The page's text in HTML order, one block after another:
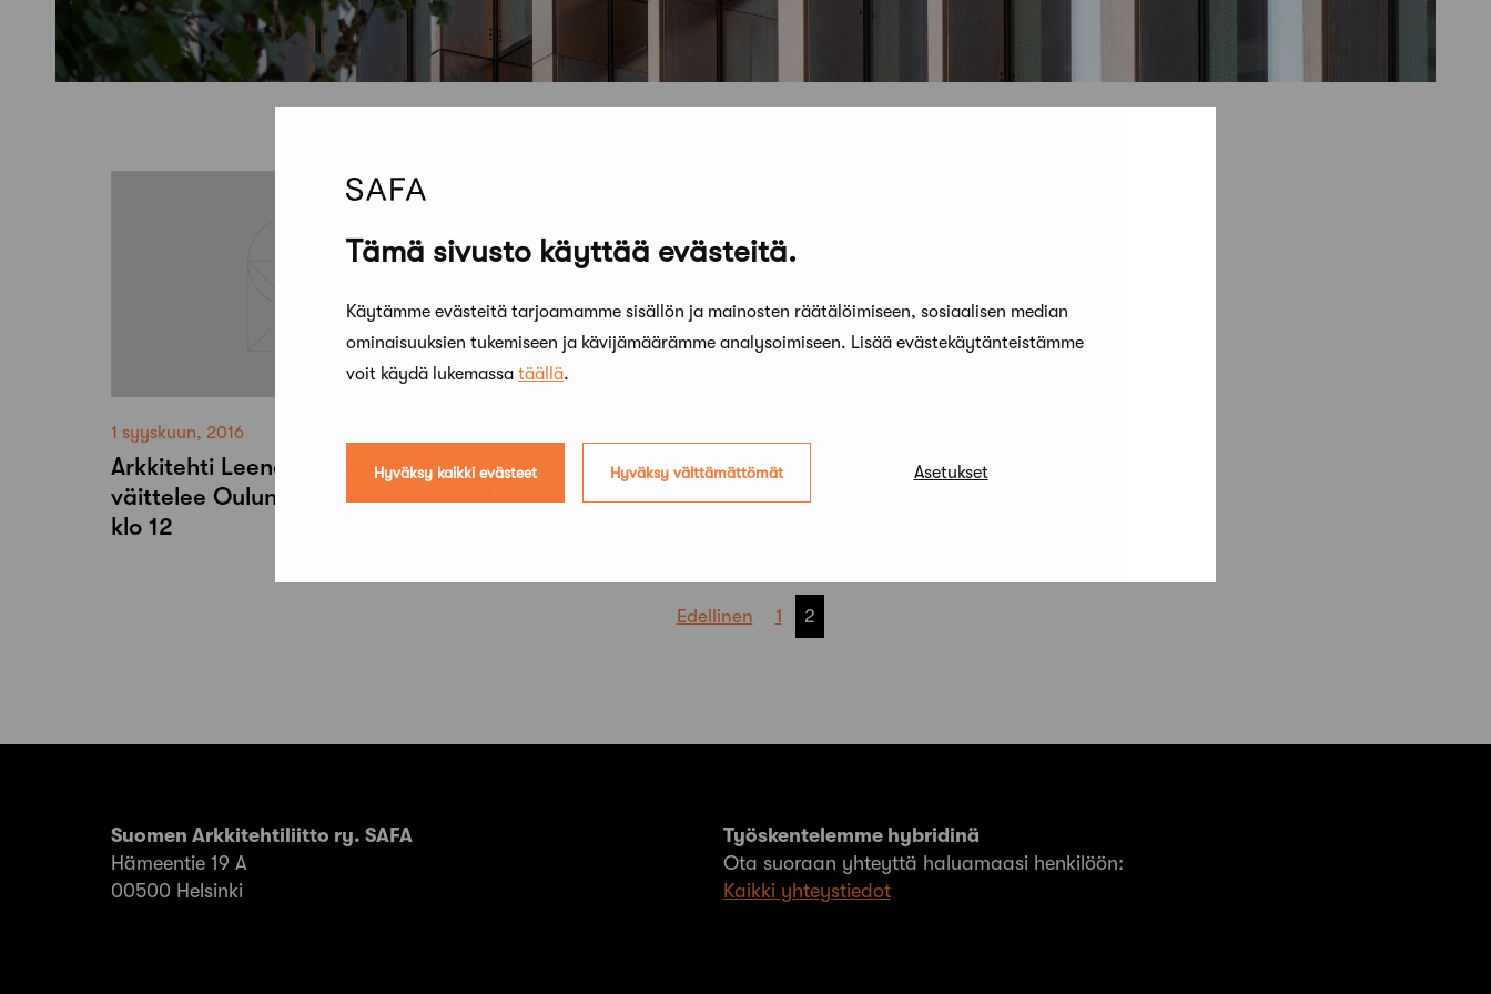
Tämä sivusto käyttää evästeitä.
Käytämme evästeitä tarjoamamme sisällön ja mainosten räätälöimiseen, sosiaalisen median
ominaisuuksien tukemiseen ja kävijämäärämme analysoimiseen. Lisää evästekäytänteistämme
voit käydä lukemassa täällä.
Hyväksy kaikki evästeet Hyväksy välttämättömät Asetukset
1 syyskuun, 2016
Arkkitehti Leena Soudunsaari
väittelee Oulun yliopistossa 2.9.2016
klo 12
Edellinen 1 2
Suomen Arkkitehtiliitto ry. SAFA
Hämeentie 19 A
00500 Helsinki
Työskentelemme hybridinä
Ota suoraan yhteyttä haluamaasi henkilöön:
Kaikki yhteystiedot